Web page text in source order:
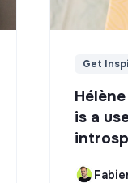
Get
is a